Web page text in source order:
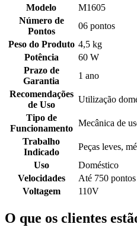
Modelo
M1605
Número de
Pontos
06 pontos
Peso do Produto 4,5 kg
Potência
60 W
Prazo de
Garantia
1 ano
Recomendações
de Uso
Utilização
Tipo de
Funcionamento
Mecânica de
Trabalho
Indicado
Peças leves,
Uso
Doméstico
Velocidades
Até 750
Voltagem
110V
O que os clientes